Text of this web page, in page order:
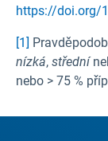
https://doi.org/
[1]
nízká, střední
nebo > 75 %